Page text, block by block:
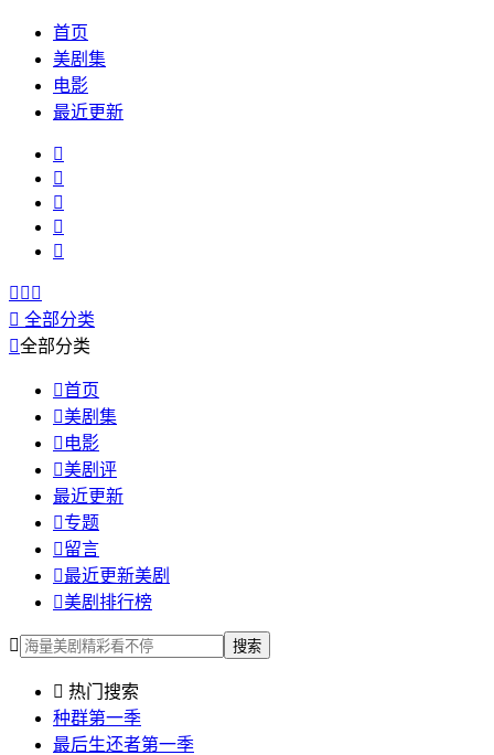
首页
美剧集
电影
最近更新





  
 全部分类
全部分类
首页
美剧集
 电影
美剧评
最近更新
专题
留言
最近更新美剧
美剧排行榜
 搜索
 热门搜索
种群第一季
最后生还者第一季